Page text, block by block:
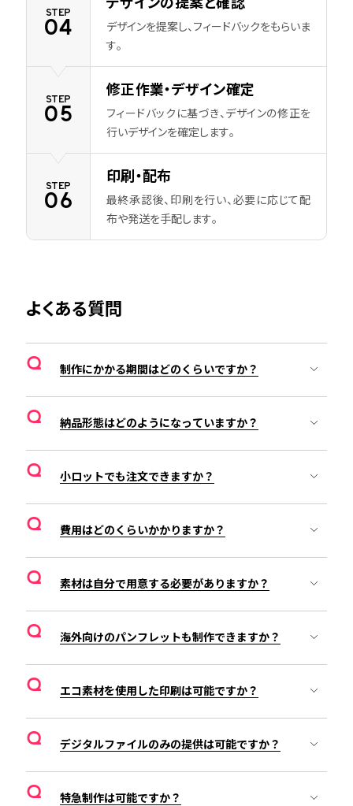
STEP
04
デザインを提案し、フィードバックをもらいま
す。
STEP
05
修正作業・デザイン確定
フィードバックに基づき、デザインの修正を
行いデザインを確定します。
STEP
06
印刷・配布
最終承認後、印刷を行い、必要に応じて配
布や発送を手配します。
よくある質問
Q 制作にかかる期間はどのくらいですか？
Q 納品形態はどのようになっていますか？
Q 小ロットでも注文できますか？
Q 費用はどのくらいかかりますか？
Q 素材は自分で用意する必要がありますか？
Q 海外向けのパンフレットも制作できますか？
Q エコ素材を使用した印刷は可能ですか？
Q デジタルファイルのみの提供は可能ですか？
Q 特急制作は可能ですか？